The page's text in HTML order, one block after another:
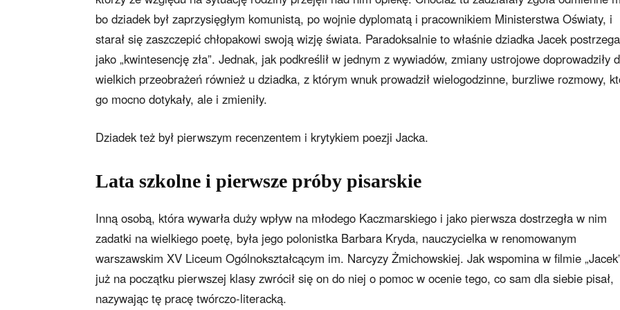
bo dziadek był zaprzysięgłym komunistą, po wojnie dyplomatą i pracownikiem Ministerstwa Oświaty, i
starał się zaszczepić chłopakowi swoją wizję świata. Paradoksalnie to właśnie dziadka Jacek
jako „kwintesencję zła”. Jednak, jak podkreślił w jednym z wywiadów, zmiany ustrojowe doprowadziły
wielkich przeobrażeń również u dziadka, z którym wnuk prowadził wielogodzinne, burzliwe rozmowy,
go mocno dotykały, ale i zmieniły.
Dziadek też był pierwszym recenzentem i krytykiem poezji Jacka.
Lata szkolne i pierwsze próby pisarskie
Inną osobą, która wywarła duży wpływ na młodego Kaczmarskiego i jako pierwsza dostrzegła w nim
zadatki na wielkiego poetę, była jego polonistka Barbara Kryda, nauczycielka w renomowanym
warszawskim XV Liceum Ogólnokształcącym im. Narcyzy Żmichowskiej. Jak wspomina w filmie
już na początku pierwszej klasy zwrócił się on do niej o pomoc w ocenie tego, co sam dla siebie pisał,
nazywając tę pracę twórczo-literacką.